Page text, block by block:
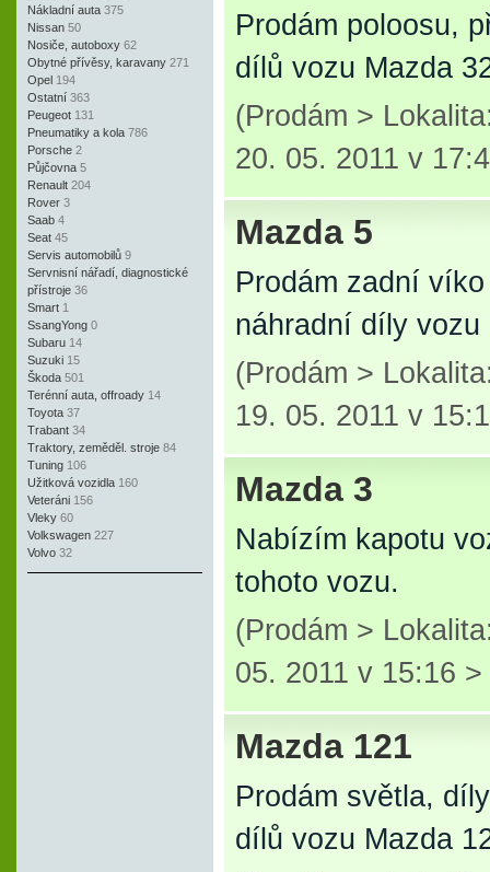
Nákladní auta 375
Nissan 50
Nosiče, autoboxy 62
Obytné přívěsy, karavany 271
Opel 194
Ostatní 363
Peugeot 131
Pneumatiky a kola 786
Porsche 2
Půjčovna 5
Renault 204
Rover 3
Saab 4
Seat 45
Servis automobilů 9
Servnisní nářadí, diagnostické
přístroje 36
Smart 1
SsangYong 0
Subaru 14
Suzuki 15
Škoda 501
Terénní auta, offroady 14
Toyota 37
Trabant 34
Traktory, zeměděl. stroje 84
Tuning 106
Užitková vozidla 160
Veteráni 156
Vleky 60
Volkswagen 227
Volvo 32
Prodám poloosu,
dílů vozu Mazda
(Prodám >
20. 05. 2011 v
Mazda 5
Prodám zadní
náhradní díly vozu
(Prodám >
19. 05. 2011 v
Mazda 3
Nabízím kapotu
tohoto vozu.
(Prodám >
05. 2011 v 15:16 >
Mazda 121
Prodám světla,
dílů vozu Mazda